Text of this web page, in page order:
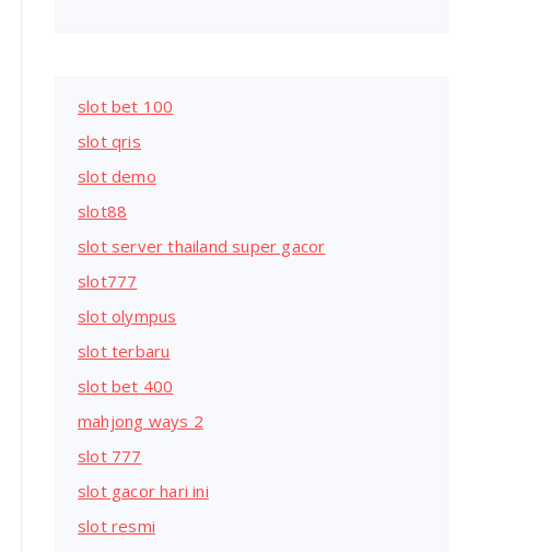
slot bet 100
slot qris
slot demo
slot88
slot server thailand super gacor
slot777
slot olympus
slot terbaru
slot bet 400
mahjong ways 2
slot 777
slot gacor hari ini
slot resmi